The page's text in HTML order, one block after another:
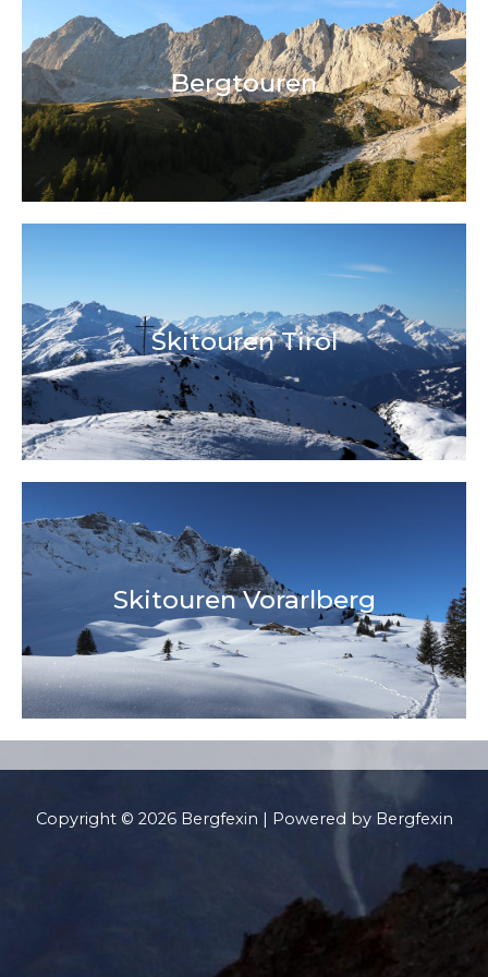
Bergtouren
Skitouren Tirol
Skitouren Vorarlberg
Copyright © 2026 Bergfexin | Powered by Bergfexin